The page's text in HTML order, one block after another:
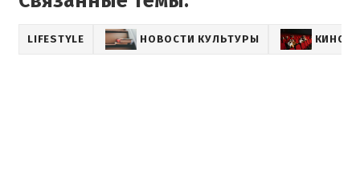
LIFESTYLE НОВОСТИ КУЛЬТУРЫ КИНО